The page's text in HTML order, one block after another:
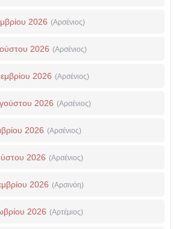
2026 (Αρσένιος)
2026 (Αρσένιος)
2026 (Αρσένιος)
2026 (Αρσένιος)
2026 (Αρσένιος)
2026 (Αρσένιος)
2026 (Αρσινόη)
2026 (Αρτέμιος)